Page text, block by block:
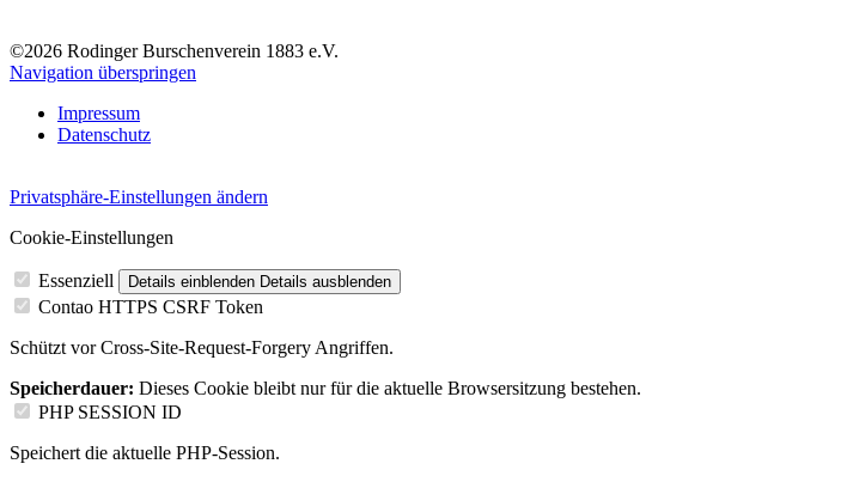
©2026 Rodinger Burschenverein 1883 e.V.
Navigation überspringen
Impressum
Datenschutz
Privatsphäre-Einstellungen ändern
Cookie-Einstellungen
Essenziell Details einblenden Details ausblenden
Contao HTTPS CSRF Token
Schützt vor Cross-Site-Request-Forgery Angriffen.
Speicherdauer: Dieses Cookie bleibt nur für die aktuelle Browsersitzung bestehen.
PHP SESSION ID
Speichert die aktuelle PHP-Session.